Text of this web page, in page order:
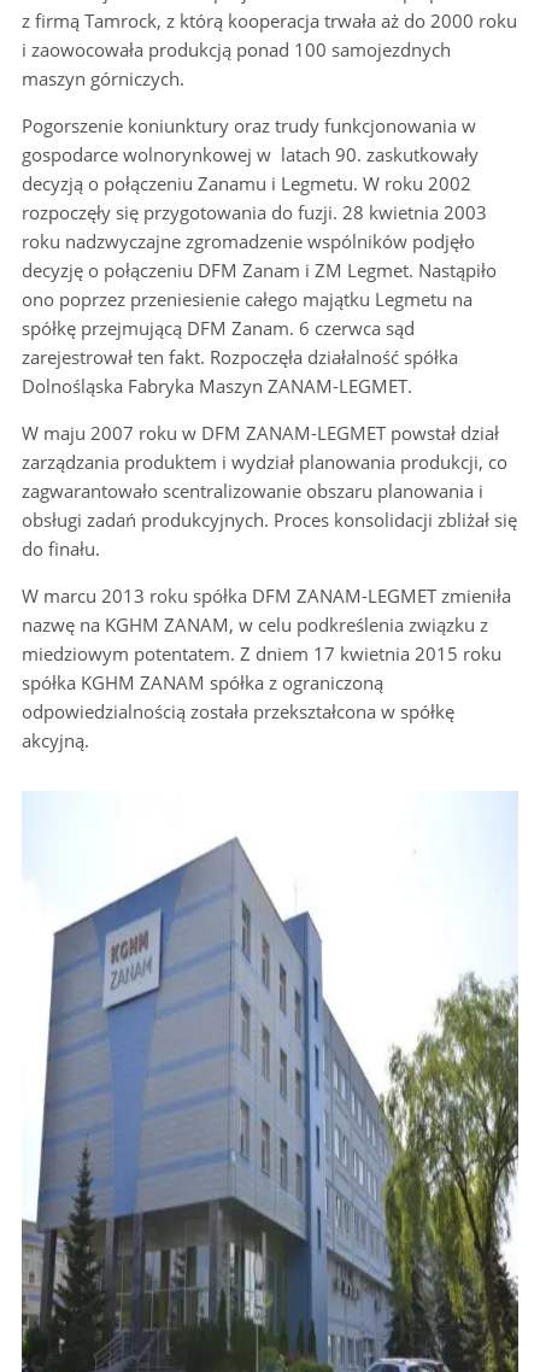
z firmą Tamrock, z którą kooperacja trwała aż do 2000 roku
i zaowocowała produkcją ponad 100 samojezdnych
maszyn górniczych.
Pogorszenie koniunktury oraz trudy funkcjonowania w
gospodarce wolnorynkowej w latach 90. zaskutkowały
decyzją o połączeniu Zanamu i Legmetu. W roku 2002
rozpoczęły się przygotowania do fuzji. 28 kwietnia 2003
roku nadzwyczajne zgromadzenie wspólników podjęło
decyzję o połączeniu DFM Zanam i ZM Legmet. Nastąpiło
ono poprzez przeniesienie całego majątku Legmetu na
spółkę przejmującą DFM Zanam. 6 czerwca sąd
zarejestrował ten fakt. Rozpoczęła działalność spółka
Dolnośląska Fabryka Maszyn ZANAM-LEGMET.
W maju 2007 roku w DFM ZANAM-LEGMET powstał dział
zarządzania produktem i wydział planowania produkcji, co
zagwarantowało scentralizowanie obszaru planowania i
obsługi zadań produkcyjnych. Proces konsolidacji zbliżał się
do finału.
W marcu 2013 roku spółka DFM ZANAM-LEGMET zmieniła
nazwę na KGHM ZANAM, w celu podkreślenia związku z
miedziowym potentatem. Z dniem 17 kwietnia 2015 roku
spółka KGHM ZANAM spółka z ograniczoną
odpowiedzialnością została przekształcona w spółkę
akcyjną.